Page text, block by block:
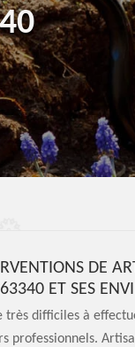
DE
ET SES
difficiles à
professionnels.